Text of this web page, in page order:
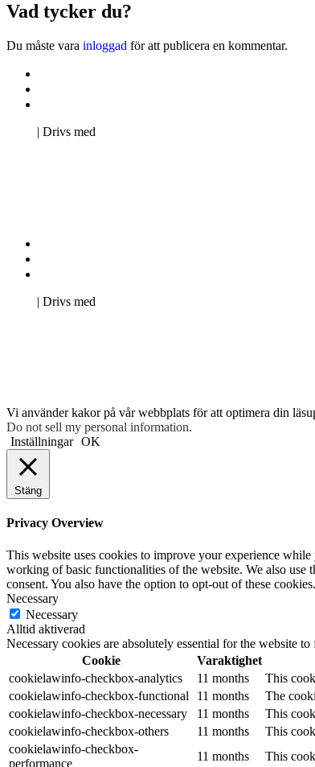
Vad tycker du?
Du måste vara inloggad för att publicera en kommentar.
| Drivs med
| Drivs med
Vi använder kakor på vår webbplats för att optimera din
Do not sell my personal information.
Inställningar OK
Stäng
Privacy Overview
This website uses cookies to improve your experience
working of basic functionalities of the website. We also
consent. You also have the option to opt-out of these
Necessary
Necessary
Alltid aktiverad
Necessary cookies are absolutely essential for the website
Cookie
Varaktighet
cookielawinfo-checkbox-analytics
11 months
This
cookielawinfo-checkbox-functional
11 months
The
cookielawinfo-checkbox-necessary
11 months
This
cookielawinfo-checkbox-others
11 months
This
cookielawinfo-checkbox-
performance
11 months This